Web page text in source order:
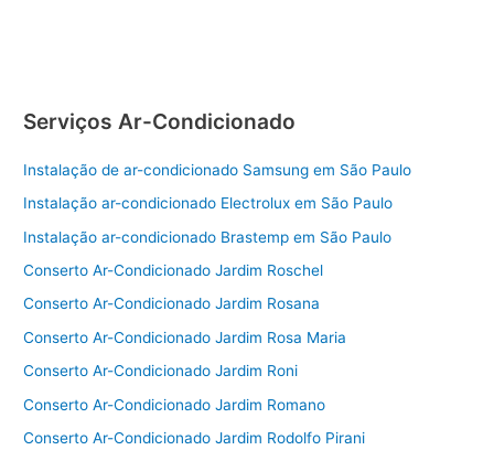
Serviços Ar-Condicionado
Instalação de ar-condicionado Samsung em São Paulo
Instalação ar-condicionado Electrolux em São Paulo
Instalação ar-condicionado Brastemp em São Paulo
Conserto Ar-Condicionado Jardim Roschel
Conserto Ar-Condicionado Jardim Rosana
Conserto Ar-Condicionado Jardim Rosa Maria
Conserto Ar-Condicionado Jardim Roni
Conserto Ar-Condicionado Jardim Romano
Conserto Ar-Condicionado Jardim Rodolfo Pirani